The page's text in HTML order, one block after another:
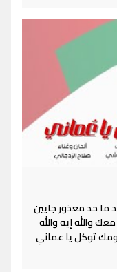
حد معذور جايين
والله إيه والله
توكل يا عماني